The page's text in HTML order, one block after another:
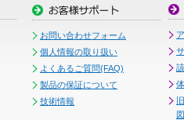
お問い合わせフォーム
個人情報の取り扱い
よくあるご質問(FAQ)
製品の保証について
技術情報